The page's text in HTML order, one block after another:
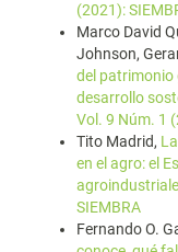
(2021):
Marco David
Johnson,
del patrimonio
desarrollo
Vol. 9 Núm. 1
Tito Madrid,
en el agro: el
SIEMBRA
Fernando O.